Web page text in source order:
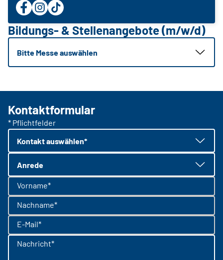
Bildungs- & Stellenangebote (m/w/d)
Bitte Messe auswählen
Kontaktformular
* Pflichtfelder
Kontakt auswählen*
Anrede
Vorname*
Nachname*
E-Mail*
Nachricht*